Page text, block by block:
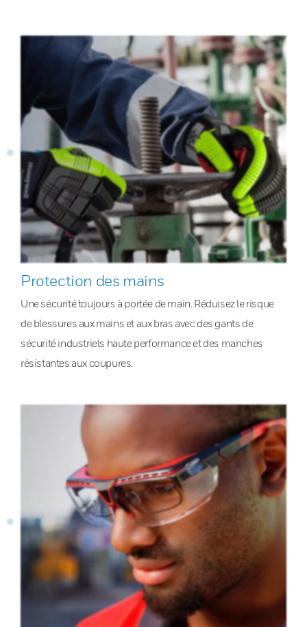
Protection des mains
Une sécurité toujours à portée de main. Réduisez le risque
de blessures aux mains et aux bras avec des gants de
sécurité industriels haute performance et des manches
résistantes aux coupures.